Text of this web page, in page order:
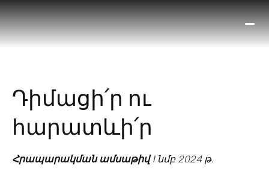
Դիմացի՛ր ու
հարատևի՛ր
Հրապարակման ամսաթիվ1 նմբ 2024 թ.